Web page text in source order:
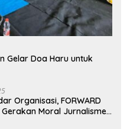
Gelar Doa Haru untuk
Organisasi, FORWARD
Moral Jurnalisme